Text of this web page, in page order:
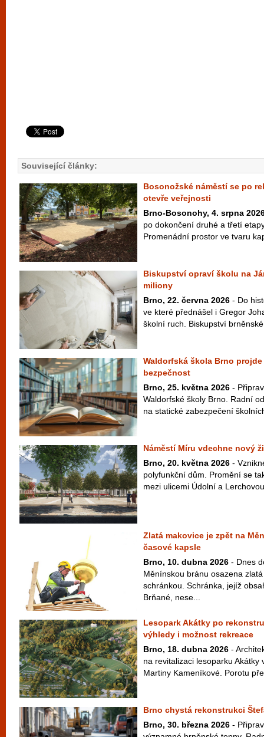
Související články:
Bosonožské náměstí se po
otevře veřejnosti
Brno-Bosonohy, 4. srpna
po dokončení druhé a třetí
Promenádní prostor ve tvaru
Biskupství opraví školu na
miliony
Brno, 22. června 2026 - Do
ve které přednášel i Gregor
školní ruch. Biskupství
Waldorfská škola Brno
bezpečnost
Brno, 25. května 2026 -
Waldorfské školy Brno. Radní
na statické zabezpečení
Náměstí Míru vdechne nový
Brno, 20. května 2026 -
polyfunkční dům. Promění se
mezi ulicemi Údolní a
Zlatá makovice je zpět na
časové kapsle
Brno, 10. dubna 2026 - Dnes
Měnínskou bránu osazena
schránkou. Schránka, jejíž
Brňané, nese...
Lesopark Akátky po
výhledy i možnost rekreace
Brno, 18. dubna 2026 -
na revitalizaci lesoparku Akátky
Martiny Kameníkové. Porotu
Brno chystá rekonstrukci
Brno, 30. března 2026 -